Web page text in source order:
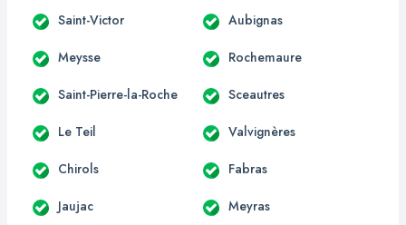
Saint-Victor Aubignas
Meysse Rochemaure
Saint-Pierre-la-Roche Sceautres
Le Teil Valvignères
Chirols Fabras
Jaujac Meyras